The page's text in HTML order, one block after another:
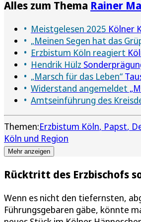
Alles zum Thema Rainer
Meistgelesen 2025 Kölner
„Meinen Segen hat das
Erzbistum Köln reagiert
Hendrik Hülz
„Marsch für das Leben“
Widerstand angemeldet
Amtseinführung des
Themen:Erzbistum Köln Papst
Köln und Region
Mehr anzeigen
Rücktritt des Erzbischofs
Wenn es nicht den tiefernsten,
Führungsgebaren gäbe, könnte